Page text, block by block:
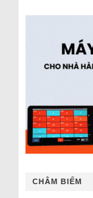
CHÂM BIẾM